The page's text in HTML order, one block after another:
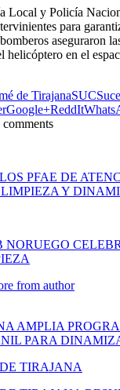
Local y Policía
para
aseguraron
helicóptero en el
de TirajanaSUC
Google+ReddIt
comments
PFAE DE
Y
NORUEGO
from author
AMPLIA
PARA
TIRAJANA